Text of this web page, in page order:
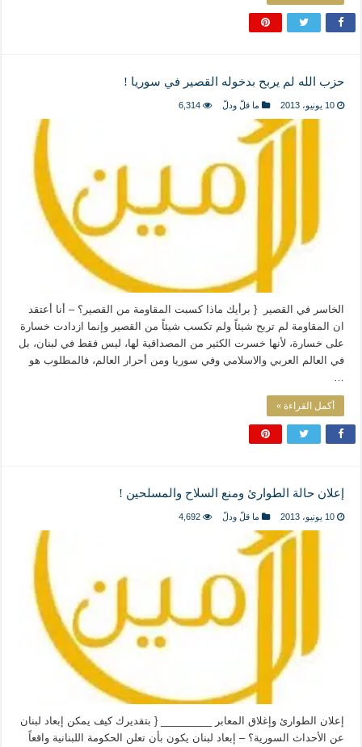
حزب الله لم يربح بدخوله القصير في سوريا !
10 يونيو، 2013 ما قلّ ودلّ 6,314
الخاسر في القصير { برأيك ماذا كسبت المقاومة من القصير؟ – أنا أعتقد
ان المقاومة لم تربح شيئاً ولم تكسب شيئاً من القصير وإنما ازدادت خسارة
على خسارة، لأنها خسرت الكثير من المصداقية لها، ليس فقط في لبنان، بل
في العالم العربي والاسلامي وفي سوريا ومن أحرار العالم، فالمطلوب هو
أكمل القراءة »
إعلان حالة الطوارئ ومنع السلاح والمسلحين !
10 يونيو، 2013 ما قلّ ودلّ 4,692
إعلان الطوارئ وإغلاق المعابر _________ { بتقديرك كيف يمكن إبعاد لبنان
عن الأحداث السورية؟ – إبعاد لبنان يكون بأن تعلن الحكومة اللبنانية واقعاً